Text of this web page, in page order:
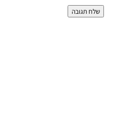
שלח תגובה